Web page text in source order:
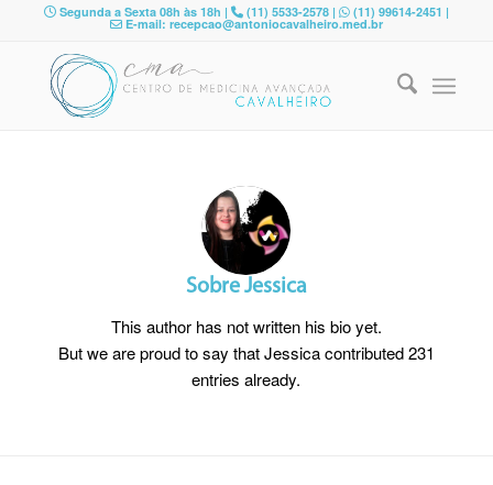
Segunda a Sexta 08h às 18h | (11) 5533-2578 | (11) 99614-2451 |
E-mail: recepcao@antoniocavalheiro.med.br
Sobre Jessica
This author has not written his bio yet.
But we are proud to say thatJessicacontributed 231
entries already.